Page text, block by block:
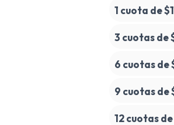
1 cuota de
3 cuotas de
6 cuotas de
9 cuotas de
12 cuotas de